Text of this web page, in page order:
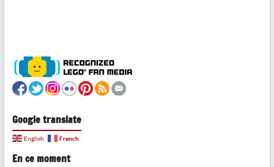
Google translate
English French
En ce moment